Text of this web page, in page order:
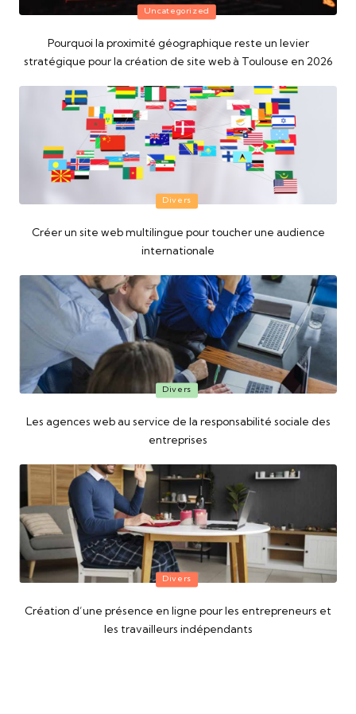
Posted
Uncategorized
Pourquoi la proximité géographique reste un levier
stratégique pour la création de site web à Toulouse en 2026
Posted
Divers
Créer un site web multilingue pour toucher une audience
internationale
Posted
Divers
Les agences web au service de la responsabilité sociale des
entreprises
Posted
Divers
Création d’une présence en ligne pour les entrepreneurs et
les travailleurs indépendants